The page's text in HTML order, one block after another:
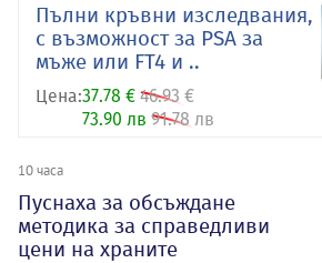
Пълни кръвни изследвания,
с възможност за PSA за
мъже или FT4 и ..
Цена:37.78 € 46.93 €
73.90 лв 91.78 лв
10 часа
Пуснаха за обсъждане
методика за справедливи
цени на храните